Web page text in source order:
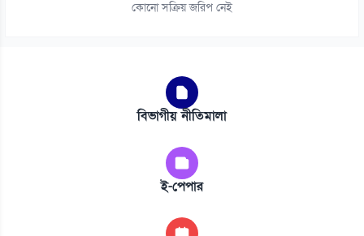
কোনো সক্রিয় জরিপ নেই
বিভাগীয় নীতিমালা
ই-পেপার